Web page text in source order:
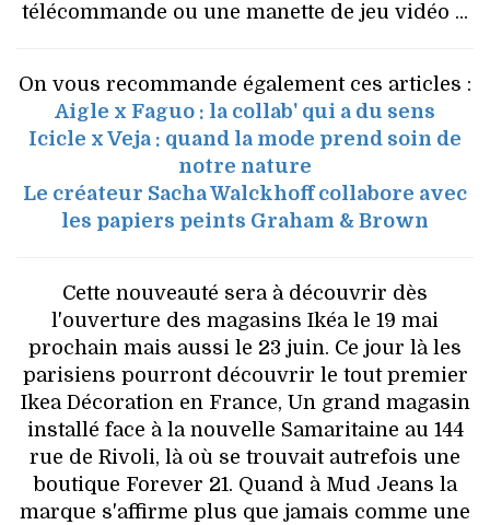
télécommande ou une manette de jeu vidéo ...
On vous recommande également ces articles :
Aigle x Faguo : la collab' qui a du sens
Icicle x Veja : quand la mode prend soin de
notre nature
Le créateur Sacha Walckhoff collabore avec
les papiers peints Graham & Brown
Cette nouveauté sera à découvrir dès
l'ouverture des magasins Ikéa le 19 mai
prochain mais aussi le 23 juin. Ce jour là les
parisiens pourront découvrir le tout premier
Ikea Décoration en France, Un grand magasin
installé face à la nouvelle Samaritaine au 144
rue de Rivoli, là où se trouvait autrefois une
boutique Forever 21. Quand à Mud Jeans la
marque s'affirme plus que jamais comme une